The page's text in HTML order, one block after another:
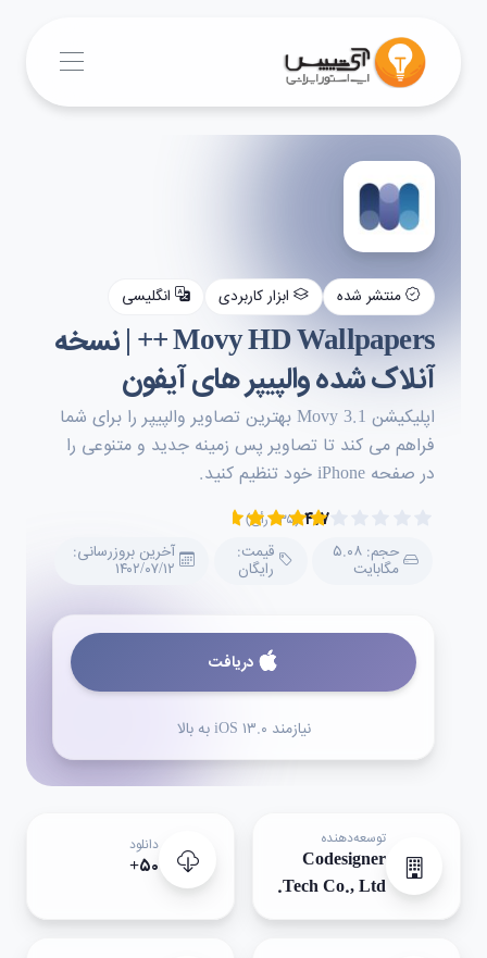
منتشر شده ابزار کاربردی انگلیسی
Movy HD Wallpapers ++ | نسخه
آنلاک شده والپیپر های آیفون
اپلیکیشن Movy 3.1 بهترین تصاویر والپیپر را برای شما
فراهم می کند تا تصاویر پس زمینه جدید و متنوعی را
در صفحه iPhone خود تنظیم کنید.
۴.۷ (۲۳۵ رأی)
حجم: ۵.۰۸
مگابایت
قیمت:
رایگان
آخرین بروزرسانی:
۱۴۰۲/۰۷/۱۲
دریافت
نیازمند iOS ۱۳.۰ به بالا
توسعه‌دهنده
Codesigner
Tech Co., Ltd.
دانلود
۵۰+